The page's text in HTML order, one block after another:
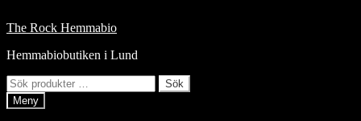
till
Hoppa
navigering
Hoppa
innehåll
The Rock Hemmabio
Hemmabiobutiken i Lund
Sök
efter:
Sök
Meny